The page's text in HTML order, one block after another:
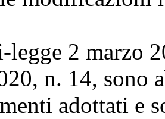
legge 2 marzo
n. 14, sono
adottati e